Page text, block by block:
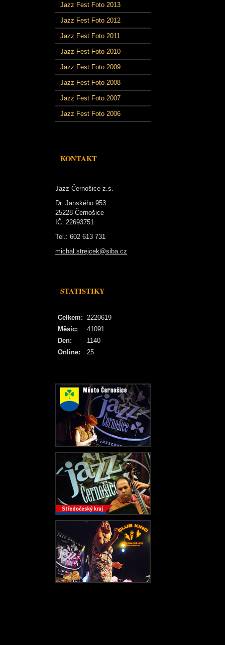
Jazz Fest Foto 2013
Jazz Fest Foto 2012
Jazz Fest Foto 2011
Jazz Fest Foto 2010
Jazz Fest Foto 2009
Jazz Fest Foto 2008
Jazz Fest Foto 2007
Jazz Fest Foto 2006
KONTAKT
Jazz Černošice z.s.
Dr. Janského 953
25228 Černošice
IČ: 22693751
Tel.: 602 613 731
michal.strejcek@siba.cz
STATISTIKY
Online: 25
Celkem: 2220619
Měsíc:
41091
Den:
1140